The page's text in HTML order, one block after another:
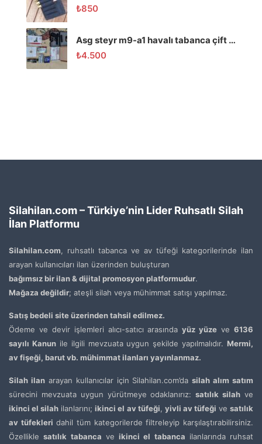
₺850
Asg steyr m9-a1 havalı tabanca çift renk ( Dolu paket!!!)
₺4.500
Silahilan.com – Türkiye’nin Lider Ruhsatlı Silah
İlan Platformu
Silahilan.com, ruhsatlı tabanca ve av tüfeği kategorilerinde ilan
arayan kullanıcıları ilan üzerinden buluşturan
bağımsız bir ilan & dijital promosyon platformudur.
Mağaza değildir; ateşli silah veya mühimmat satışı yapılmaz.
Satış bedeli site üzerinden tahsil edilmez.
Ödeme ve devir işlemleri alıcı-satıcı arasındayüz yüze ve6136
sayılı Kanunile ilgili mevzuata uygun şekilde yapılmalıdır. Mermi,
av fişeği, barut vb. mühimmat ilanları yayınlanmaz.
Silah ilanarayan kullanıcılar için Silahilan.com’dasilah alım satım
sürecini mevzuata uygun yürütmeye odaklanırız:satılık silah ve
ikinci el silah ilanlarını;ikinci el av tüfeği, yivli av tüfeği vesatılık
av tüfekleri dahil tüm kategorilerde filtreleyip karşılaştırabilirsiniz.
Özelliklesatılık tabanca ve ikinci el tabanca ilanlarında ruhsat